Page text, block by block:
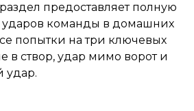
предоставляет полную
ударов команды в домашних
попытки на три ключевых
в створ, удар мимо ворот и
удар.